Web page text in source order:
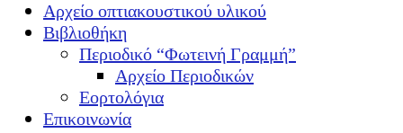
Αρχείο οπτιακουστικού υλικού
Βιβλιοθήκη
Περιοδικό “Φωτεινή Γραμμή”
Αρχείο Περιοδικών
Εορτολόγια
Επικοινωνία